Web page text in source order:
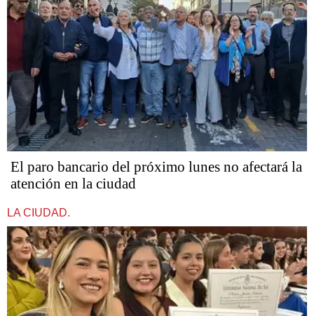
El paro bancario del próximo lunes no afectará la
atención en la ciudad
LA CIUDAD.